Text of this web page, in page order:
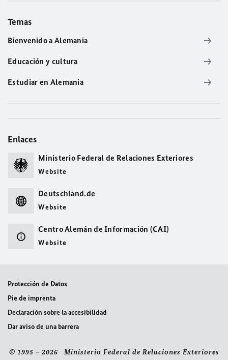
Temas
Bienvenido a Alemania
Educación y cultura
Estudiar en Alemania
Enlaces
Ministerio Federal de Relaciones Exteriores
Website
Deutschland.de
Website
Centro Alemán de Información (CAI)
Website
Protección de Datos
Pie de imprenta
Declaración sobre la accesibilidad
Dar aviso de una barrera
© 1995 – 2026 Ministerio Federal de Relaciones Exteriores